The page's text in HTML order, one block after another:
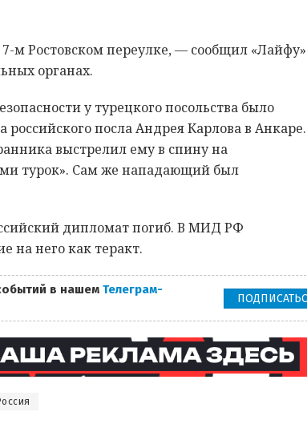
м Ростовском переулке, — сообщил «Лайфу»
органах.
у турецкого посольства было
посла Андрея Карлова в Анкаре.
выстрелил ему в спину на
турок». Сам же нападающий был
дипломат погиб. В МИД РФ
на него как теракт.
в нашем Телеграм-